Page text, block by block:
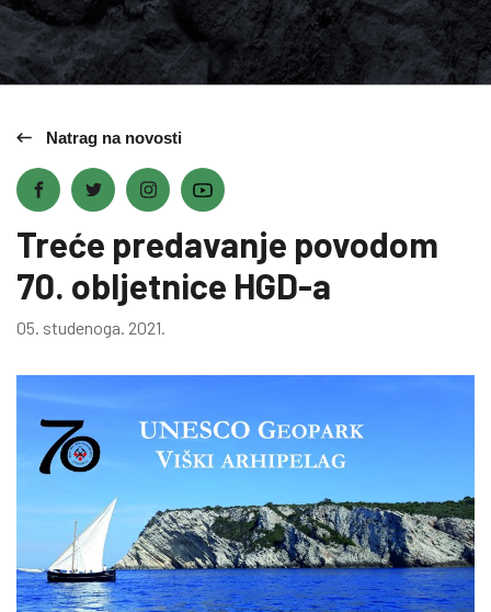
Natrag na novosti
Treće predavanje povodom
70. obljetnice HGD-a
05. studenoga. 2021.